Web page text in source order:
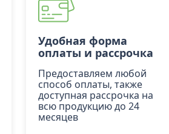
Удобная форма
оплаты и рассрочка
Предоставляем любой
способ оплаты, также
доступная рассрочка на
всю продукцию до 24
месяцев